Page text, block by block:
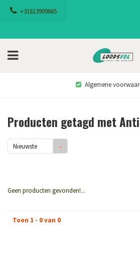
+31613909665
Algemene
Producten getagd met
Nieuwste
Geen producten gevonden!...
Toon 1 - 0 van 0